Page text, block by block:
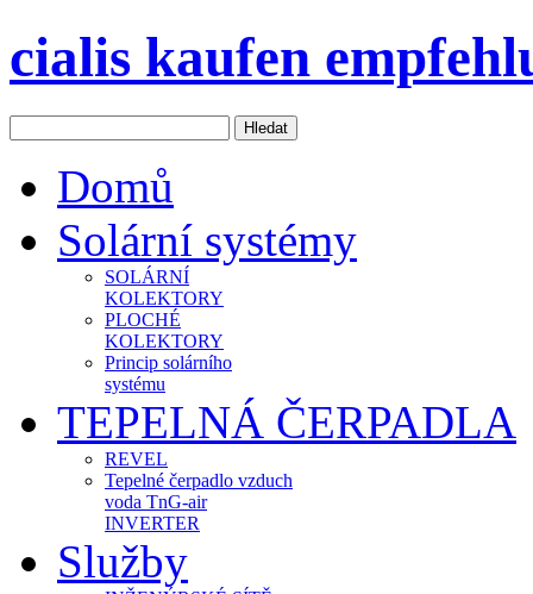
cialis kaufen
Domů
Solární systémy
SOLÁRNÍ
KOLEKTORY
PLOCHÉ
KOLEKTORY
Princip solárního
systému
TEPELNÁ ČERPADLA
REVEL
Tepelné čerpadlo vzduch
voda TnG-air
INVERTER
Služby